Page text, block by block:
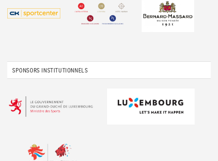
SPONSORS INSTITUTIONNELS